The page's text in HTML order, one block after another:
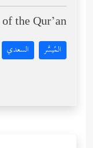
the Qur’an:
المُيسَّر السعدي